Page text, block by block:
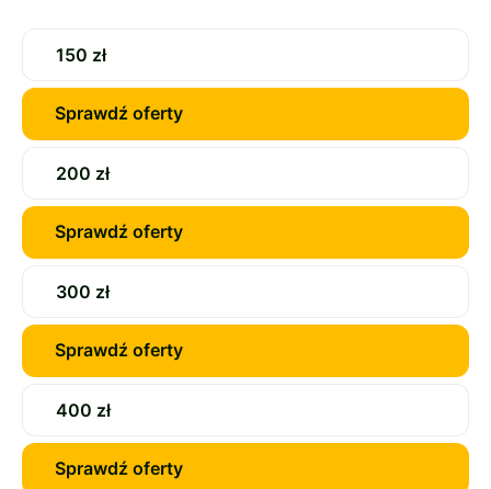
150 zł
Sprawdź oferty
200 zł
Sprawdź oferty
300 zł
Sprawdź oferty
400 zł
Sprawdź oferty